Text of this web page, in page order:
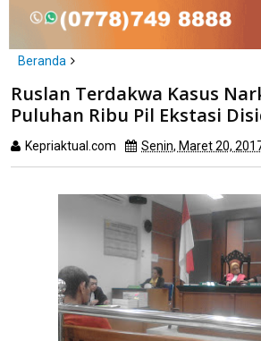
Beranda
headline
hukum
Ruslan Terdakwa Kasus Narkotika Puluhan
Ruslan Terdakwa Kasus
Puluhan Ribu Pil Ekstasi
Kepriaktual.com Senin, Maret 20,